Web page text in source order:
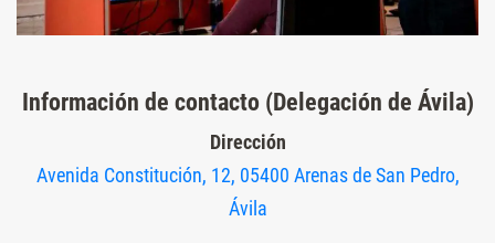
Información de contacto (Delegación de Ávila)
Dirección
Avenida Constitución, 12, 05400 Arenas de San Pedro,
Ávila